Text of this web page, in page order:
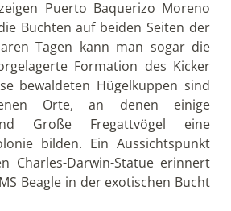
Puerto Baquerizo Moreno
Buchten auf beiden Seiten der
Tagen kann man sogar die
Formation des Kicker
bewaldeten Hügelkuppen sind
Orte, an denen einige
Große Fregattvögel eine
bilden. Ein Aussichtspunkt
Charles-Darwin-Statue erinnert
Beagle in der exotischen Bucht